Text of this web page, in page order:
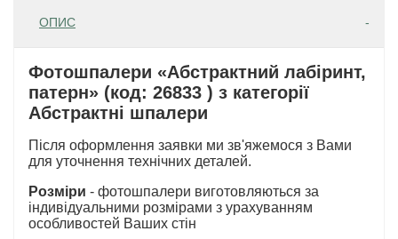
ОПИС
Фотошпалери «Абстрактний лабіринт,
патерн» (код: 26833 ) з категорії
Абстрактні шпалери
Після оформлення заявки ми зв'яжемося з Вами
для уточнення технічних деталей.
Розміри - фотошпалери виготовляються за
індивідуальними розмірами з урахуванням
особливостей Ваших стін